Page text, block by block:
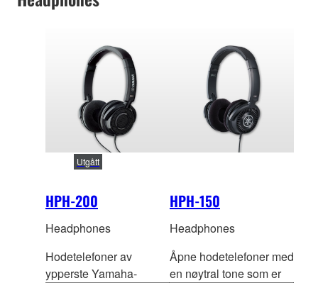
HPH-200
Utgått
Headphones
Hodetelefoner av
ypperste Yamaha-
HPH-150
Headphones
Åpne hodetelefoner med
en nøytral tone som er